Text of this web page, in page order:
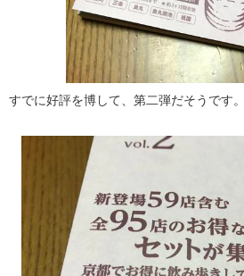
すでに好評を博して、第二弾だそうです。